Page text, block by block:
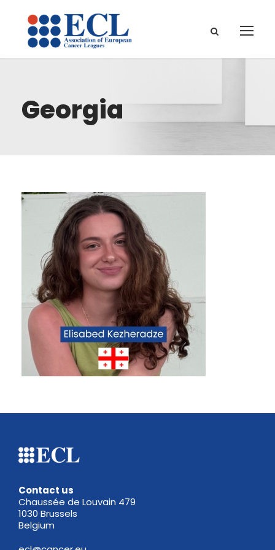
Georgia
Contact us
Chaussée de Louvain 479
1030 Brussels
Belgium